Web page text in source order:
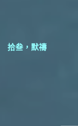
拾叁，默禱